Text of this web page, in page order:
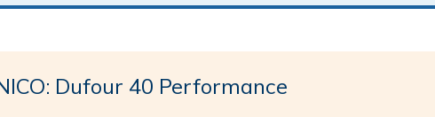
Dufour 40 Performance